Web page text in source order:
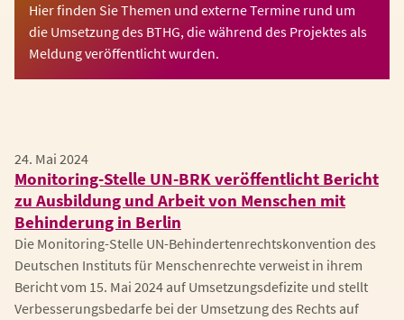
Hier finden Sie Themen und externe Termine rund um
die Umsetzung des BTHG, die während des Projektes als
Meldung veröffentlicht wurden.
24. Mai 2024
Monitoring-Stelle UN-BRK veröffentlicht Bericht
zu Ausbildung und Arbeit von Menschen mit
Behinderung in Berlin
Die Monitoring-Stelle UN-Behindertenrechtskonvention des
Deutschen Instituts für Menschenrechte verweist in ihrem
Bericht vom 15. Mai 2024 auf Umsetzungsdefizite und stellt
Verbesserungsbedarfe bei der Umsetzung des Rechts auf